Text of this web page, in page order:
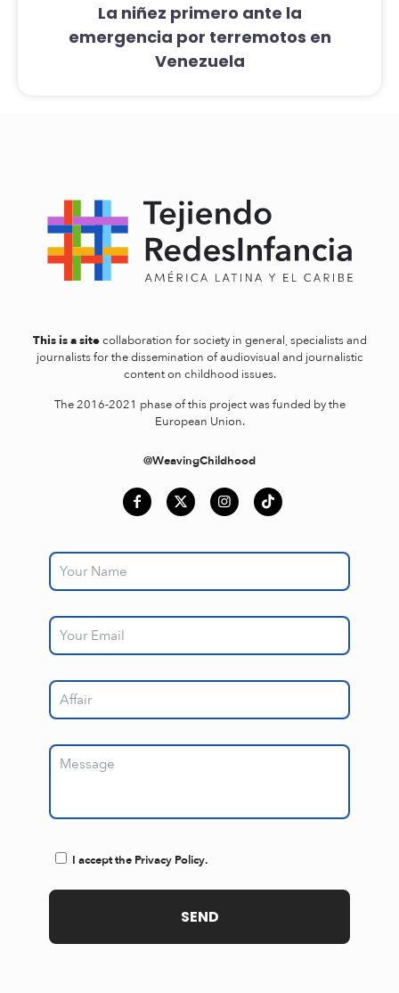
La niñez primero ante la
emergencia por terremotos en
Venezuela
This is a sitecollaboration for society in general, specialists and
journalists for the dissemination of audiovisual and journalistic
content on childhood issues.
The 2016-2021 phase of this project was funded by the
European Union.
@WeavingChildhood
I accept the Privacy Policy.